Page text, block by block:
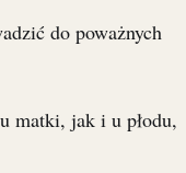
do poważnych
matki, jak i u płodu,